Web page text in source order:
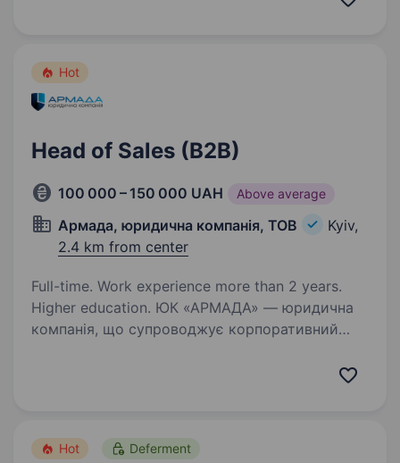
Hot
Head of Sales (B2B)
100 000 – 150 000 UAH Above average
Армада, юридична компанія, ТОВ
Kyiv,
2.4 km from center
Full-time. Work experience more than 2 years.
Higher education. ЮК «АРМАДА» — юридична
компанія, що супроводжує корпоративний
Hot Deferment